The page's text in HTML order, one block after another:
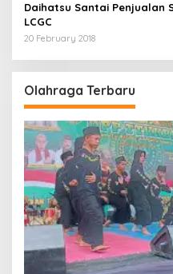
Daihatsu Santai Penjualan
LCGC
20 February 2018
Olahraga Terbaru